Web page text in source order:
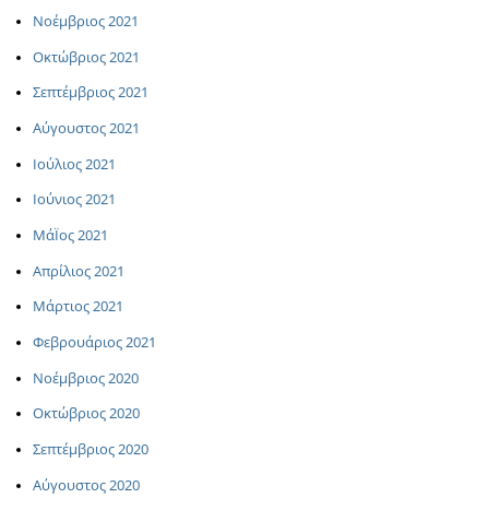
Νοέμβριος 2021
Οκτώβριος 2021
Σεπτέμβριος 2021
Αύγουστος 2021
Ιούλιος 2021
Ιούνιος 2021
ΜάΪος 2021
Απρίλιος 2021
Μάρτιος 2021
Φεβρουάριος 2021
Νοέμβριος 2020
Οκτώβριος 2020
Σεπτέμβριος 2020
Αύγουστος 2020